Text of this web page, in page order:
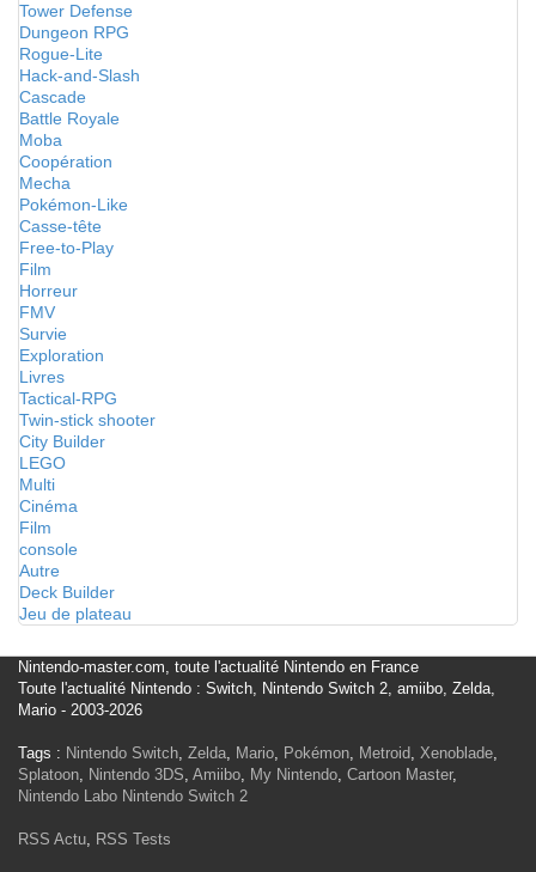
Tower Defense
Dungeon RPG
Rogue-Lite
Hack-and-Slash
Cascade
Battle Royale
Moba
Coopération
Mecha
Pokémon-Like
Casse-tête
Free-to-Play
Film
Horreur
FMV
Survie
Exploration
Livres
Tactical-RPG
Twin-stick shooter
City Builder
LEGO
Multi
Cinéma
Film
console
Autre
Deck Builder
Jeu de plateau
Nintendo-master.com, toute l'actualité Nintendo en France
Toute l'actualité Nintendo : Switch, Nintendo Switch 2, amiibo, Zelda,
Mario - 2003-2026
Tags : Nintendo Switch, Zelda, Mario, Pokémon, Metroid, Xenoblade,
Splatoon, Nintendo 3DS, Amiibo, My Nintendo, Cartoon Master,
Nintendo Labo Nintendo Switch 2
RSS Actu, RSS Tests